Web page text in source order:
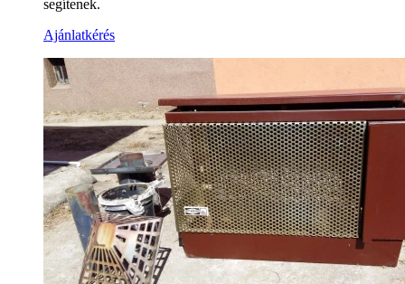
segítenek.
Ajánlatkérés